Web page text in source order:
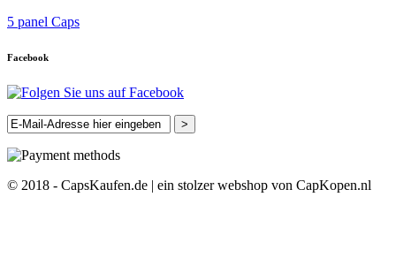
5 panel Caps
Facebook
>
© 2018 - CapsKaufen.de | ein stolzer webshop von CapKopen.nl